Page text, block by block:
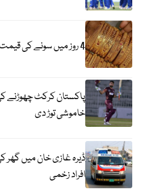
4 روز میں سونے کی قیمت میں بڑا اضافہ
پاکستان کرکٹ چھوڑنے
خاموشی توڑ دی
افراد زخمی